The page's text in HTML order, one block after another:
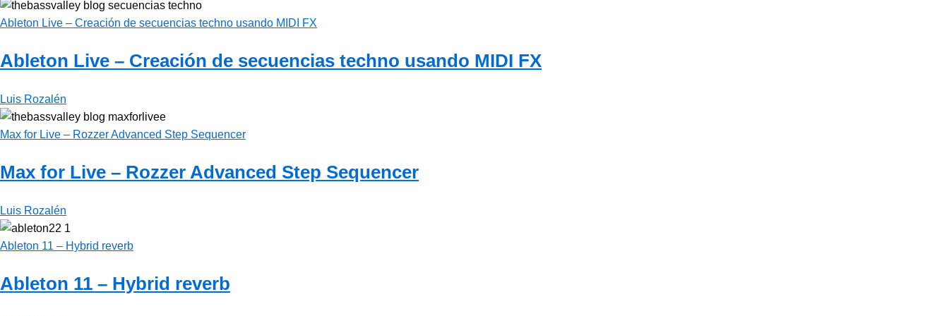
Ableton Live – Creación de secuencias techno usando MIDI FX
Ableton Live – Creación de secuencias techno usando MIDI FX
Luis Rozalén
Max for Live – Rozzer Advanced Step Sequencer
Max for Live – Rozzer Advanced Step Sequencer
Luis Rozalén
Ableton 11 – Hybrid reverb
Ableton 11 – Hybrid reverb